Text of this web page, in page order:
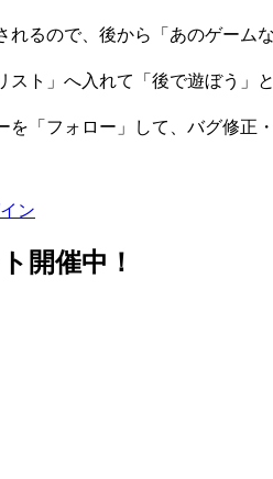
れるので、後から「あのゲーム
スト」へ入れて「後で遊ぼう」
を「フォロー」して、バグ修正
ン
開催中！